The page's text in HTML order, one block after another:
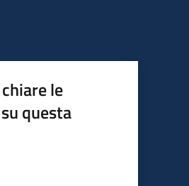
le
questa